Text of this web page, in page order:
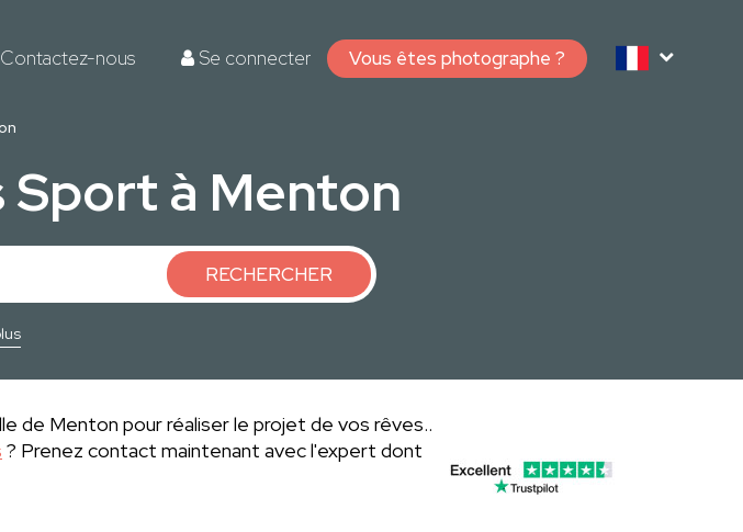
Contactez-nous Se connecter Vous êtes photographe ?
à Menton
RECHERCHER
de Menton pour réaliser le projet de vos rêves..
? Prenez contact maintenant avec l'expert dont